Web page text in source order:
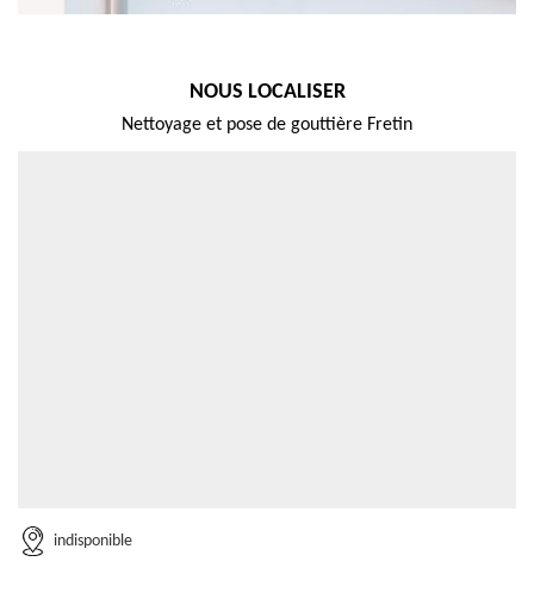
NOUS LOCALISER
Nettoyage et pose de gouttière Fretin
indisponible